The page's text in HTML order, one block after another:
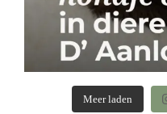
Meer laden